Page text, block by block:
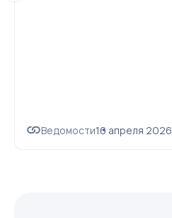
Ведомости16 апреля 2026